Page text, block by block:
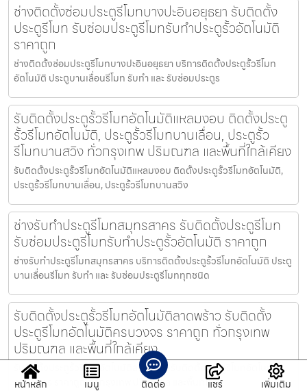
ช่างติดตั้งซ่อมประตูรีโมทบางปะอินอยุธยา รับติดตั้ง
ประตูรีโมท รับซ่อมประตูรีโมทรับทำประตูรั้วอัตโนมัติ
ราคาถูก
ช่างติดตั้งซ่อมประตูรีโมทบางปะอินอยุธยา บริการติดตั้งประตูรั้วรีโมท
อัตโนมัติ ประตูบานเลื่อนรีโมท รับทำ และ รับซ่อมประตูร
รับติดตั้งประตูรั้วรีโมทอัตโนมัติแหลมงอบ ติดตั้งประตู
รั้วรีโมทอัตโนมัติ, ประตูรั้วรีโมทบานเลื่อน, ประตูรั้ว
รีโมทบานสวิง ทั่วกรุงเทพ ปริมณฑล และพื้นที่ใกล้เคียง
รับติดตั้งประตูรั้วรีโมทอัตโนมัติแหลมงอบ ติดตั้งประตูรั้วรีโมทอัตโนมัติ,
ประตูรั้วรีโมทบานเลื่อน, ประตูรั้วรีโมทบานสวิง
ช่างรับทำประตูรีโมทสมุทรสาคร รับติดตั้งประตูรีโมท
รับซ่อมประตูรีโมทรับทำประตูรั้วอัตโนมัติ ราคาถูก
ช่างรับทำประตูรีโมทสมุทรสาคร บริการติดตั้งประตูรั้วรีโมทอัตโนมัติ ประตู
บานเลื่อนรีโมท รับทำ และ รับซ่อมประตูรีโมททุกชนิด
รับติดตั้งประตูรั้วรีโมทอัตโนมัติลาดพร้าว รับติดตั้ง
ประตูรีโมทอัตโนมัติครบวงจร ราคาถูก ทั่วกรุงเทพ
ปริมณฑล และพื้นที่ใกล้เคียง
รับติดตั้งประตูรั้วรีโมทอัตโนมัติลาดพร้าว รับติดตั้งประตูรีโมทอัตโนมัติ
ครบวงจร ราคาถูก ทั่วกรุงเทพ ปริมณฑล และพื้นที่ใกล
หน้าหลัก เมนู ติดต่อ แชร์ เพิ่มเติม